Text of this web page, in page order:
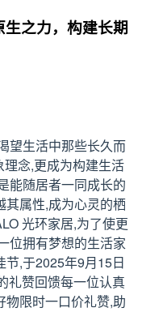
之力，构建长期
望生活中那些长久而
理念,更成为构建生活
能随居者一同成长的
其属性,成为心灵的栖
光环家居,为了使更
位拥有梦想的生活家
,于2025年9月15日
礼赞回馈每一位认真
物限时一口价礼赞,助